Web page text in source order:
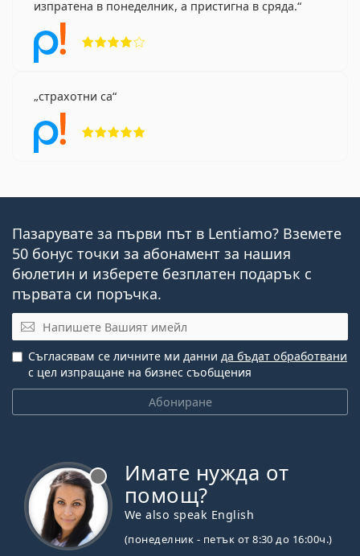
изпратена в понеделник, а пристигна в сряда.
страхотни са
Пазарувате за първи път в Lentiamo? Вземете
50 бонус точки за абонамент за нашия
бюлетин и изберете безплатен подарък с
първата си поръчка.
Имейл
Абониране
Съгласявам се личните ми данни да бъдат обработвани
с цел изпращане на бизнес съобщения
Имате нужда от
помощ?
We also speak English
(понеделник - петък от 8:30 до 16:00ч.)